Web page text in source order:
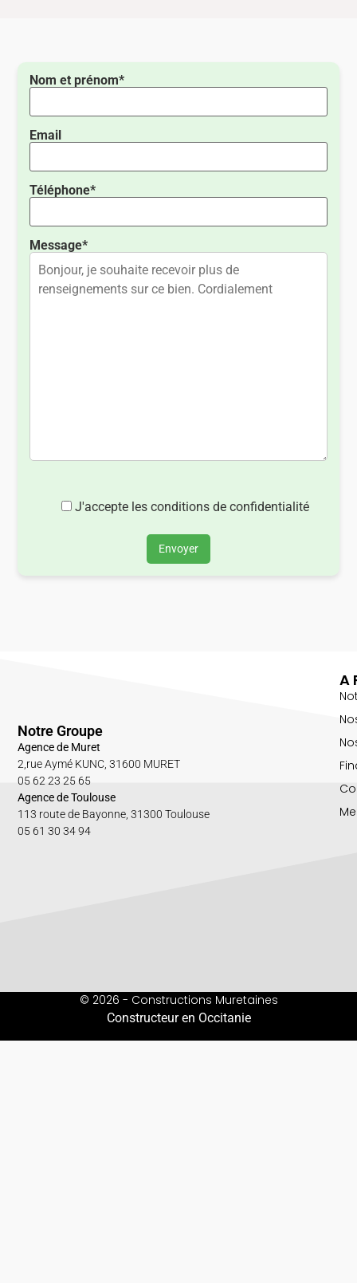
Nom et prénom*
Email
Téléphone*
Message*
J'accepte les conditions de confidentialité
Envoyer
A
Notre Groupe
Agence de Muret
2,rue Aymé KUNC, 31600 MURET
05 62 23 25 65
Agence de Toulouse
113 route de Bayonne, 31300 Toulouse
05 61 30 34 94
© 2026 - Constructions Muretaines
Constructeur en Occitanie